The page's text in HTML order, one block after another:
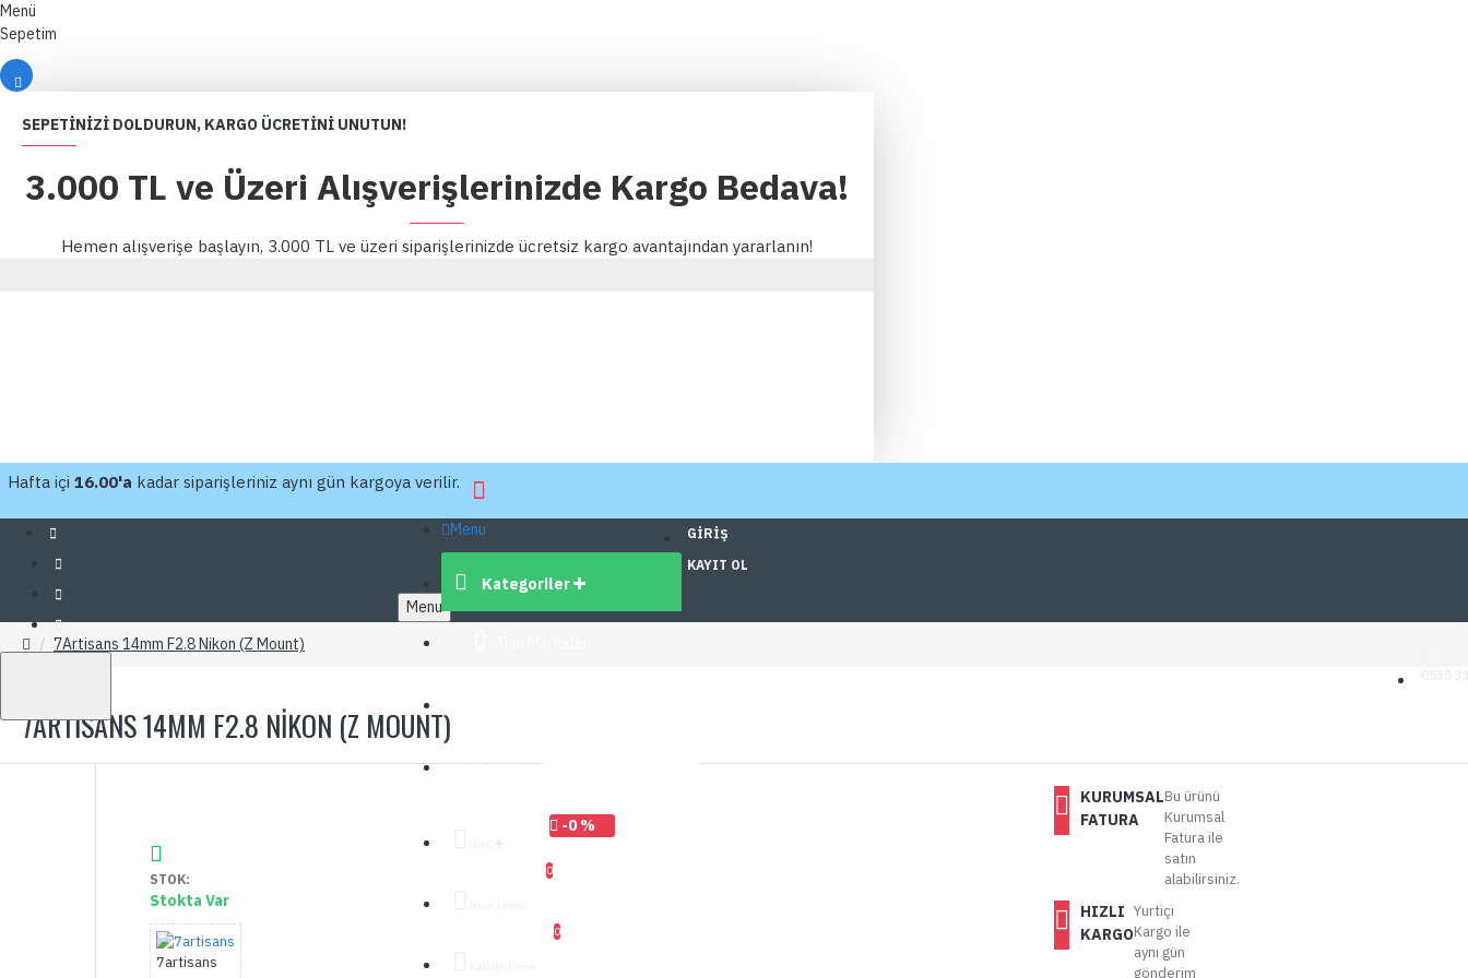
Menü
Sepetim
SEPETINIZI DOLDURUN, KARGO ÜCRETINI UNUTUN!
3.000 TL ve Üzeri Alışverişlerinizde Kargo Bedava!
Hemen alışverişe başlayın, 3.000 TL ve üzeri siparişlerinizde ücretsiz kargo avantajından yararlanın!
Hafta içi 16.00'a kadar siparişleriniz aynı gün kargoya verilir.
Menu
Kategoriler
Tüm Ürünler
0
0
GIRIŞ
KAYIT OL
Menu
7Artisans 14mm F2.8 Nikon (Z Mount)
7ARTISANS 14MM F2.8 NIKON (Z MOUNT)
-0 %
STOK:
Stokta Var
7artisans
KURUMSAL
FATURA
Bu ürünü
Kurumsal
Fatura ile
satın
alabilirsiniz.
HIZLI
KARGO
Yurtiçi
Kargo ile
aynı gün
gönderim